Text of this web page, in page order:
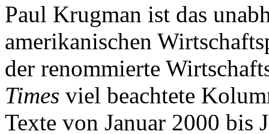
Paul Krugman ist das
amerikanischen
der renommierte
Times viel beachtete
Texte von Januar 2000 bis